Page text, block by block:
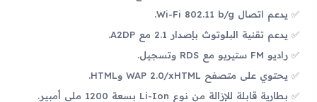
يدعم اتصال Wi-Fi 802.11 b/g.
يدعم تقنية البلوتوث بإصدار 2.1 مع A2DP.
راديو FM ستيريو مع RDS وتسجيل.
يحتوي على متصفح WAP 2.0/xHTML وHTML.
بطارية قابلة للإزالة من نوع Li-Ion بسعة 1200 ملي أمبير.